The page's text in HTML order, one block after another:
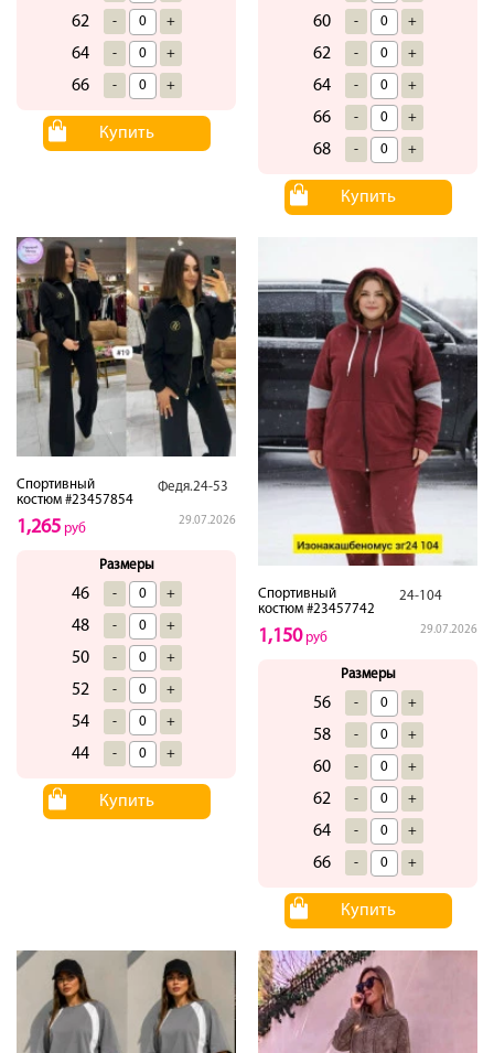
62 - +
64 - +
66 - +
Купить
60 - +
62 - +
64 - +
66 - +
68 - +
Купить
Спортивный
костюм #23457854
Федя.24-53
29.07.2026
1,265 руб
Размеры
46 - +
48 - +
50 - +
52 - +
54 - +
44 - +
Купить
Спортивный
костюм #23457742
24-104
29.07.2026
1,150руб
Размеры
56 - +
58 - +
60 - +
62 - +
64 - +
66 - +
Купить